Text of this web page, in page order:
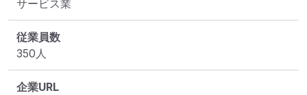
サービス業
従業員数
350人
企業URL